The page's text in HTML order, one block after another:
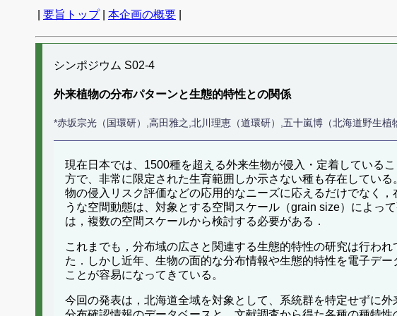
要旨トップ| 本企画の概要
シンポジウム S02-4
外来植物の分布パターンと生態的特性との関係
*赤坂宗光（国環研）,高田雅之,北川理恵（道環研）,五十嵐博（北海道野生植
現在日本では、1500種を超える外来生物が侵入・定着している
方で、非常に限定された生育範囲しか示さない種も存在してい
物の侵入リスク評価などの応用的なニーズに応えるだけでなく
うな空間動態は、対象とする空間スケール（grain size）によっ
は，複数の空間スケールから検討する必要がある．
これまでも，分布域の広さと関連する生態的特性の研究は行わ
た．しかし近年、生物の面的な分布情報や生態的特性を電子デ
ことが容易になってきている。
今回の発表は，北海道全域を対象として、系統群を特定せずに